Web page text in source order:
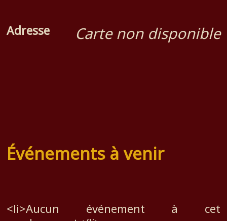
Carte non disponible
Adresse
Événements à venir
<li>Aucun événement à cet